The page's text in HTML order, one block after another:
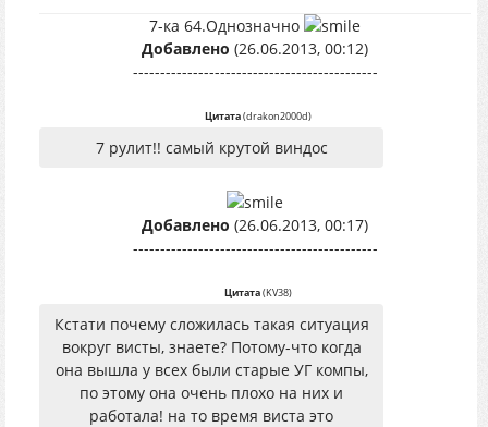
7-ка 64.Однозначно
Добавлено (26.06.2013, 00:12)
---------------------------------------------
Цитата(drakon2000d)
7 рулит!! самый крутой виндос
Добавлено (26.06.2013, 00:17)
---------------------------------------------
Цитата(KV38)
Кстати почему сложилась такая ситуация
вокруг висты, знаете? Потому-что когда
она вышла у всех были старые УГ компы,
по этому она очень плохо на них и
работала! на то время виста это